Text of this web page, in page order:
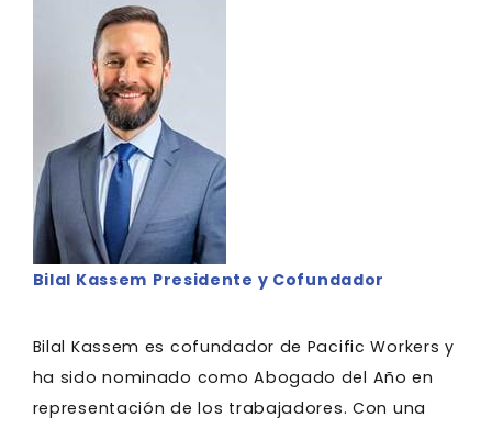
Bilal Kassem Presidente y Cofundador
Bilal Kassem es cofundador de Pacific Workers y
ha sido nominado como Abogado del Año en
representación de los trabajadores. Con una